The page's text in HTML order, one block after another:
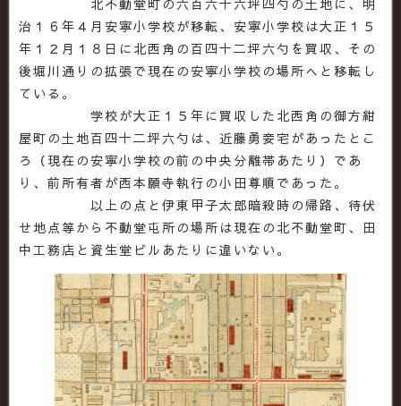
治１６年４月安寧小学校が移転、安寧小学校は大正１５
年１２月１８日に北西角の百四十二坪六勺を買収、その
後堀川通りの拡張で現在の安寧小学校の場所へと移転し
ている。
学校が大正１５年に買収した北西角の御方紺
屋町の土地百四十二坪六勺は、近藤勇妾宅があったとこ
ろ（現在の安寧小学校の前の中央分離帯あたり）であ
り、前所有者が西本願寺執行の小田尊順であった。
以上の点と伊東甲子太郎暗殺時の帰路、待伏
せ地点等から不動堂屯所の場所は現在の北不動堂町、田
中工務店と資生堂ビルあたりに違いない。